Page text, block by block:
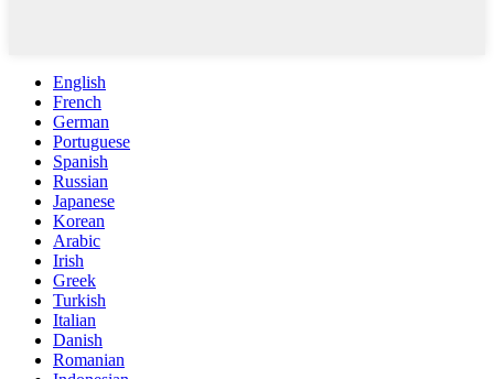
English
French
German
Portuguese
Spanish
Russian
Japanese
Korean
Arabic
Irish
Greek
Turkish
Italian
Danish
Romanian